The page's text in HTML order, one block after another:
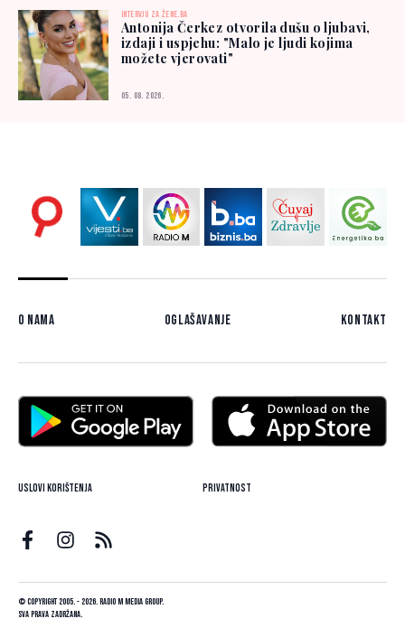
INTERVJU ZA ŽENE.BA
Antonija Čerkez otvorila dušu o ljubavi,
izdaji i uspjehu: "Malo je ljudi kojima
možete vjerovati"
05. 08. 2026.
O nama Oglašavanje Kontakt
Uslovi korištenja Privatnost
© Copyright 2005. - 2026. Radio M Media Group.
Sva prava zadržana.